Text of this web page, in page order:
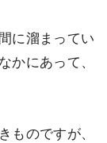
に溜まってい
かにあって、
ものですが、